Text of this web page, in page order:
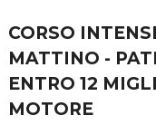
CORSO
MATTINO -
ENTRO 12
MOTORE